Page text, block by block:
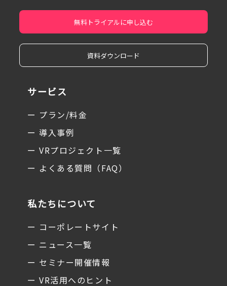
無料トライアルに申し込む
資料ダウンロード
サービス
ー プラン/料金
ー 導入事例
ー VRプロジェクト一覧
ー よくある質問（FAQ）
私たちについて
ー コーポレートサイト
ー ニュース一覧
ー セミナー開催情報
ー VR活用へのヒント